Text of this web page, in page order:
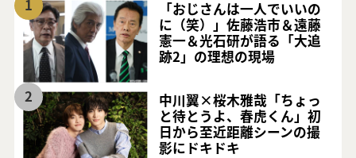
1
「おじさんは一人でいいの
に（笑）」佐藤浩市＆遠藤
憲一＆光石研が語る「大追
跡2」の理想の現場
2
中川翼×桜木雅哉「ちょっ
と待とうよ、春虎くん」初
日から至近距離シーンの撮
影にドキドキ